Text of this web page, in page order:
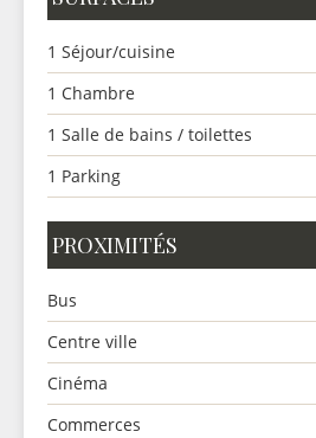
1 Séjour/cuisine
1 Chambre
1 Salle de bains / toilettes
1 Parking
PROXIMITÉS
Bus
Centre ville
Cinéma
Commerces